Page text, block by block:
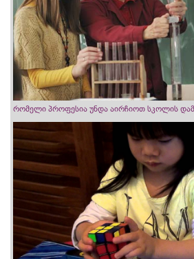
რომელი პროფესია უნდა აირჩიოთ სკოლის